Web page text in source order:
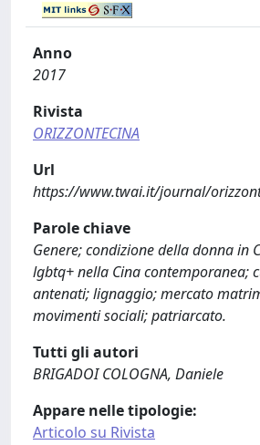
Anno
2017
Rivista
ORIZZONTECINA
Url
https://www.twai.it/journal/
Parole chiave
Genere; condizione della donna in
lgbtq+ nella Cina contemporanea;
antenati; lignaggio; mercato
movimenti sociali; patriarcato.
Tutti gli autori
BRIGADOI COLOGNA, Daniele
Appare nelle tipologie:
Articolo su Rivista